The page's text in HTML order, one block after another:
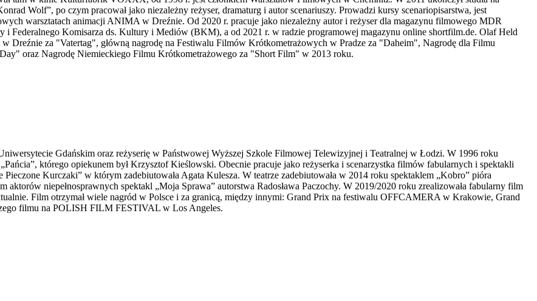
Wolf”, po czym pracował jako niezależny reżyser, dramaturg i autor scenariuszy. Prowadzi kursy scenariopisarstwa, jest
warsztatach animacji ANIMA w Dreźnie. Od 2020 r. pracuje jako niezależny autor i reżyser dla magazynu filmowego MDR
i Federalnego Komisarza ds. Kultury i Mediów (BKM), a od 2021 r. w radzie programowej magazynu online shortfilm.de. Olaf Held
Dreźnie za "Vatertag", główną nagrodę na Festiwalu Filmów Krótkometrażowych w Pradze za "Daheim", Nagrodę dla Filmu
oraz Nagrodę Niemieckiego Filmu Krótkometrażowego za "Short Film" w 2013 roku.
Gdańskim oraz reżyserię w Państwowej Wyższej Szkole Filmowej Telewizyjnej i Teatralnej w Łodzi. W 1996 roku
którego opiekunem był Krzysztof Kieślowski. Obecnie pracuje jako reżyserka i scenarzystka filmów fabularnych i spektakli
Kurczaki” w którym zadebiutowała Agata Kulesza. W teatrze zadebiutowała w 2014 roku spektaklem „Kobro” pióra
niepełnosprawnych spektakl „Moja Sprawa” autorstwa Radosława Paczochy. W 2019/2020 roku zrealizowała fabularny film
Film otrzymał wiele nagród w Polsce i za granicą, między innymi: Grand Prix na festiwalu OFFCAMERA w Krakowie, Grand
filmu na POLISH FILM FESTIVAL w Los Angeles.